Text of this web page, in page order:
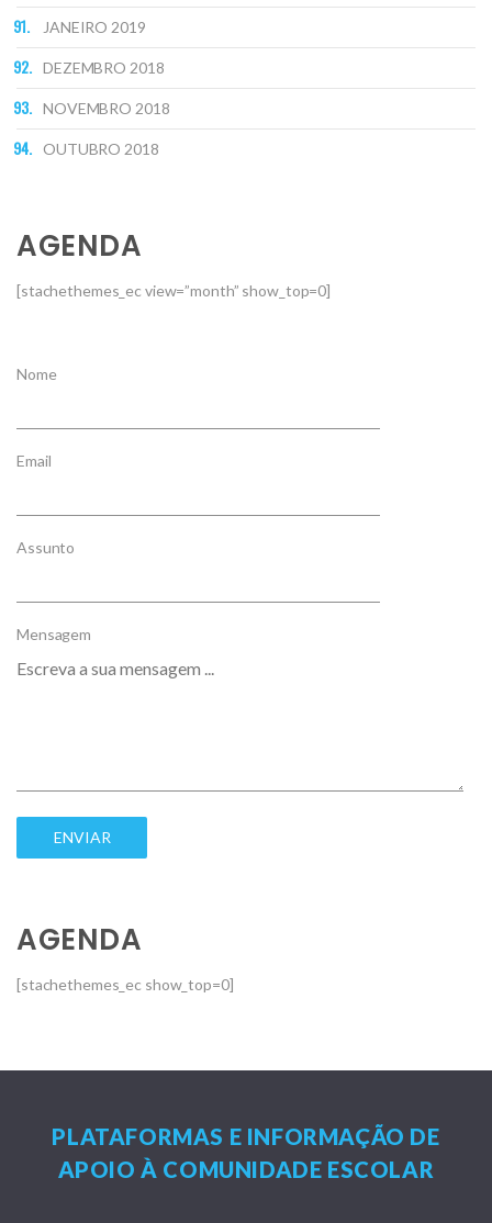
JANEIRO 2019
DEZEMBRO 2018
NOVEMBRO 2018
OUTUBRO 2018
AGENDA
[stachethemes_ec view=”month” show_top=0]
Nome
Email
Assunto
Mensagem
AGENDA
[stachethemes_ec show_top=0]
PLATAFORMAS E INFORMAÇÃO DE
APOIO À COMUNIDADE ESCOLAR